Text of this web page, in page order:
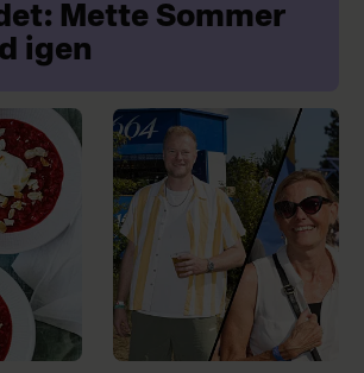
Mette Sommer
igen